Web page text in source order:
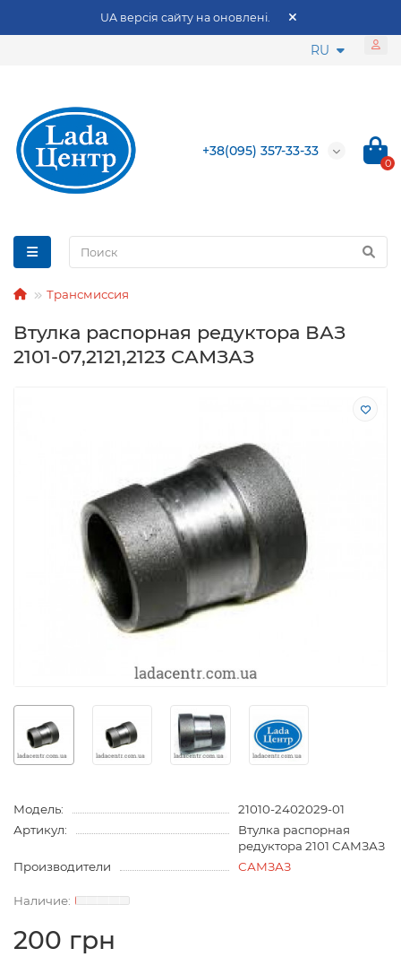
UA версія сайту на оновлені.
RU
+38(095) 357-33-33
0
Трансмиссия
Втулка распорная редуктора ВАЗ
2101-07,2121,2123 САМЗАЗ
Модель:
21010-2402029-01
Артикул:
Втулка распорная
редуктора 2101 САМЗАЗ
Производители
САМЗАЗ
200 грн